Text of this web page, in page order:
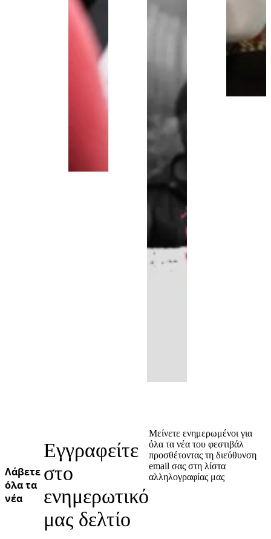
Λάβετε
όλα τα
νέα
Εγγραφείτε
στο
ενημερωτικό
μας δελτίο
Μείνετε ενημερωμένοι για
όλα τα νέα του φεστιβάλ
προσθέτοντας τη διεύθυνση
email σας στη λίστα
αλληλογραφίας μας